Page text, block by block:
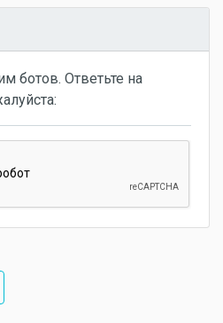
ботов. Ответьте на